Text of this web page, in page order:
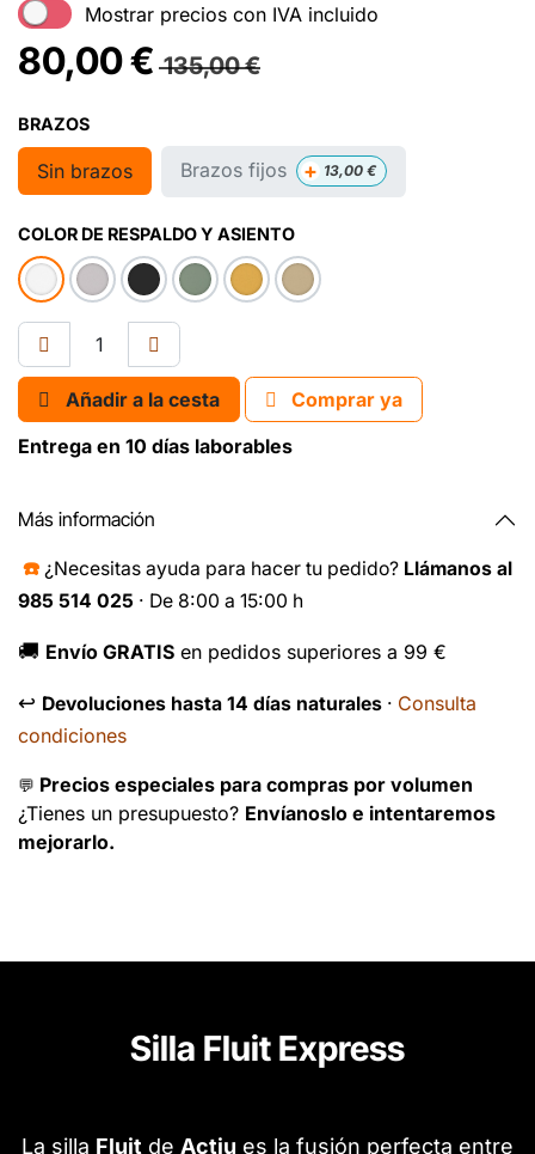
Mostrar precios con IVA incluido
80,00€ 135,00€
BRAZOS
Sin brazos Brazos fijos + 13,00 €
COLOR DE RESPALDO Y ASIENTO
Añadir a la cesta
Comprar ya
Entrega en 10 días laborables
Más información
☎️ ¿Necesitas ayuda para hacer tu pedido? Llámanos al
985 514 025 · De 8:00 a 15:00 h
🚚 Envío GRATIS en pedidos superiores a 99 €
↩️ Devoluciones hasta 14 días naturales · Consulta
condiciones
💬 Precios especiales para compras por volumen
¿Tienes un presupuesto? Envíanoslo e intentaremos
mejorarlo.
Silla Fluit Express
La silla Fluit de Actiu es la fusión perfecta entre